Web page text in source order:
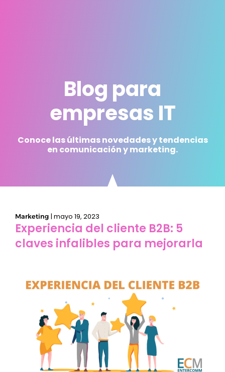
Blog para
empresas IT
Conoce las últimas novedades y tendencias
en comunicación y marketing.
Marketing | mayo 19, 2023
Experiencia del cliente B2B: 5
claves infalibles para mejorarla